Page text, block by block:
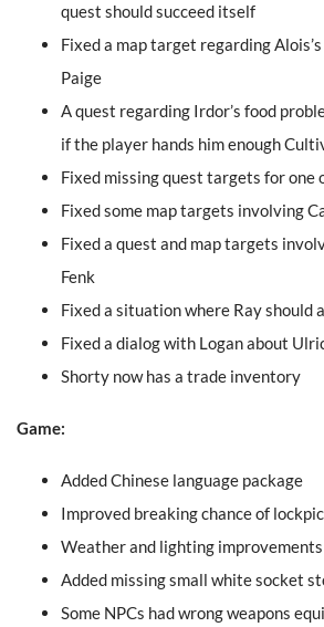
quest should succeed itself
Fixed a map target regarding
Paige
A quest regarding Irdor’s food
if the player hands him enough
Fixed missing quest targets for one
Fixed some map targets involving
Fixed a quest and map targets
Fenk
Fixed a situation where Ray should
Fixed a dialog with Logan about
Shorty now has a trade inventory
Game:
Added Chinese language package
Improved breaking chance of
Weather and lighting improvements
Added missing small white socket
Some NPCs had wrong weapons